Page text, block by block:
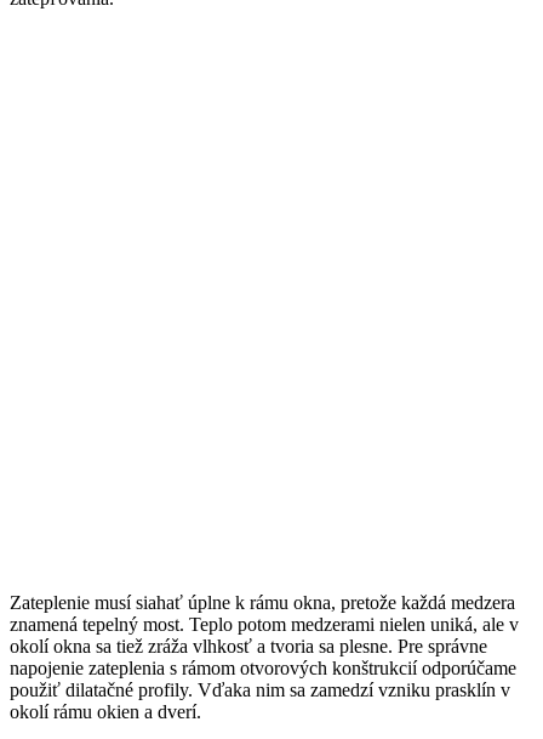
Zateplenie musí siahať úplne k rámu okna, pretože každá medzera
znamená tepelný most. Teplo potom medzerami nielen uniká, ale v
okolí okna sa tiež zráža vlhkosť a tvoria sa plesne. Pre správne
napojenie zateplenia s rámom otvorových konštrukcií odporúčame
použiť dilatačné profily. Vďaka nim sa zamedzí vzniku prasklín v
okolí rámu okien a dverí.